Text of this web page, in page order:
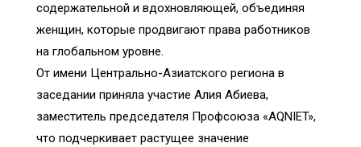
содержательной и вдохновляющей, объединяя
женщин, которые продвигают права работников
на глобальном уровне.
От имени Центрально-Азиатского региона в
заседании приняла участие Алия Абиева,
заместитель председателя Профсоюза «AQNIET»,
что подчеркивает растущее значение